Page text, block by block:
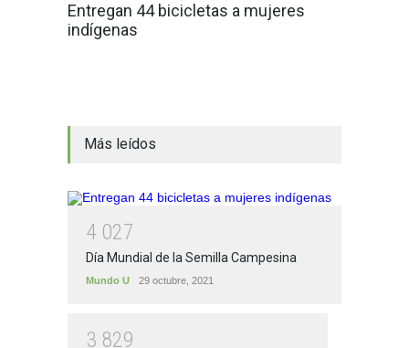
Entregan 44 bicicletas a mujeres
indígenas
Más leídos
4 027
Día Mundial de la Semilla Campesina
Mundo U 29 octubre, 2021
3 829